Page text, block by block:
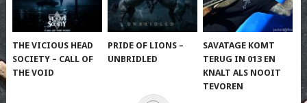
THE VICIOUS HEAD
SOCIETY – CALL OF
THE VOID
PRIDE OF LIONS –
UNBRIDLED
SAVATAGE KOMT
TERUG IN 013 EN
KNALT ALS NOOIT
TEVOREN